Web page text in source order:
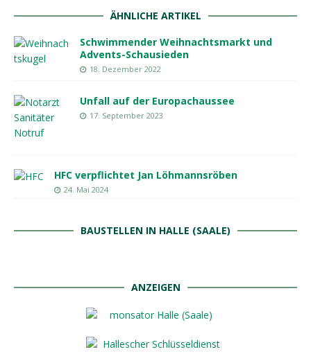
ÄHNLICHE ARTIKEL
Schwimmender Weihnachtsmarkt und
Advents-Schausieden
18. Dezember 2022
Unfall auf der Europachaussee
17. September 2023
HFC verpflichtet Jan Löhmannsröben
24. Mai 2024
BAUSTELLEN IN HALLE (SAALE)
ANZEIGEN